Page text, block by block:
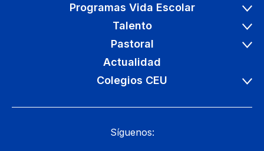
Programas Vida Escolar
Talento
Pastoral
Actualidad
Colegios CEU
Síguenos: